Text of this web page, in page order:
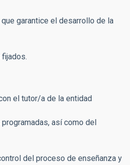
garantice el desarrollo de la
el tutor/a de la entidad
así como del
del proceso de enseñanza y